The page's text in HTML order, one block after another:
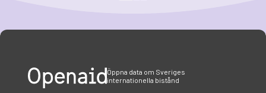
Öppna data om Sveriges
internationella bistånd